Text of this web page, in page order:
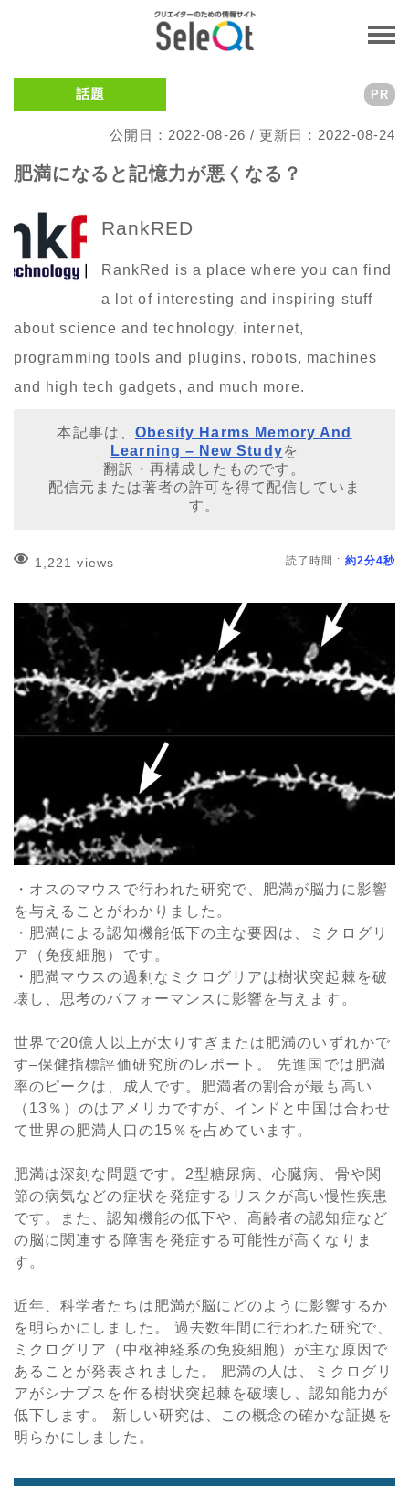
話題
公開日：2022-08-26 / 更新日：2022-08-24
PR
肥満になると記憶力が悪くなる？
RankRED
RankRed is a place where you can find
a lot of interesting and inspiring stuff
about science and technology, internet,
programming tools and plugins, robots, machines
and high tech gadgets, and much more.
本記事は、 Obesity Harms Memory And
Learning – New Studyを
翻訳・再構成したものです。
配信元または著者の許可を得て配信していま
す。
1,221 views 読了時間 : 約2分4秒
・オスのマウスで行われた研究で、肥満が脳力に影響
を与えることがわかりました。
・肥満による認知機能低下の主な要因は、ミクログリ
ア（免疫細胞）です。
・肥満マウスの過剰なミクログリアは樹状突起棘を破
壊し、思考のパフォーマンスに影響を与えます。
世界で20億人以上が太りすぎまたは肥満のいずれかで
す–保健指標評価研究所のレポート。 先進国では肥満
率のピークは、成人です。肥満者の割合が最も高い
（13％）のはアメリカですが、インドと中国は合わせ
て世界の肥満人口の15％を占めています。
肥満は深刻な問題です。2型糖尿病、心臓病、骨や関
節の病気などの症状を発症するリスクが高い慢性疾患
です。また、認知機能の低下や、高齢者の認知症など
の脳に関連する障害を発症する可能性が高くなりま
す。
近年、科学者たちは肥満が脳にどのように影響するか
を明らかにしました。 過去数年間に行われた研究で、
ミクログリア（中枢神経系の免疫細胞）が主な原因で
あることが発表されました。 肥満の人は、ミクログリ
アがシナプスを作る樹状突起棘を破壊し、認知能力が
低下します。 新しい研究は、この概念の確かな証拠を
明らかにしました。